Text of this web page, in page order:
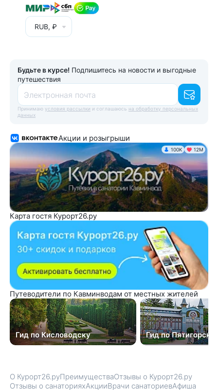
RUB, ₽
Будьте в курсе! Подпишитесь на новости и выгодные
путешествия
Электронная почта
Принимаю условия рассылки и соглашаюсь на обработку персональных
данных
Акции и розыгрыши
100K 12М
Карта гостя Курорт26.ру
Путеводители по Кавминводам от местных жителей
Гид по Кисловодску Гид по Пятигорску
О Курорт26.руПреимуществаОтзывы о Курорт26.ру
Отзывы о санаторияхАкцииВрачи санаториевАфиша